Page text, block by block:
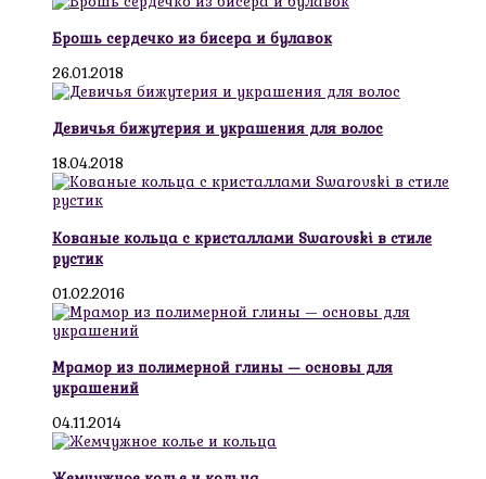
Брошь сердечко из бисера и булавок
26.01.2018
Девичья бижутерия и украшения для волос
18.04.2018
Кованые кольца с кристаллами Swarovski в стиле
рустик
01.02.2016
Мрамор из полимерной глины — основы для
украшений
04.11.2014